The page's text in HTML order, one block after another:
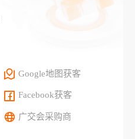
Google地图获客
Facebook获客
广交会采购商